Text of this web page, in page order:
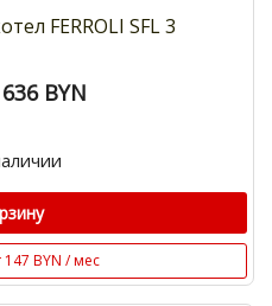
FERROLI SFL 3
BYN
147 BYN / мес